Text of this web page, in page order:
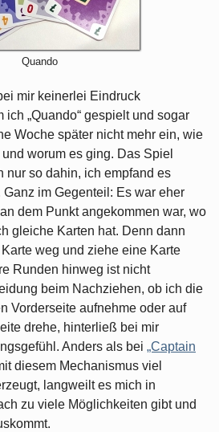
Quando
mir keinerlei Eindruck
ich „Quando“ gespielt und sogar
Woche später nicht mehr ein, wie
worum es ging. Das Spiel
nur so dahin, ich empfand es
im Gegenteil: Es war eher
dem Punkt angekommen war, wo
gleiche Karten hat. Denn dann
weg und ziehe eine Karte
Runden hinweg ist nicht
beim Nachziehen, ob ich die
Vorderseite aufnehme oder auf
drehe, hinterließ bei mir
Anders als bei „Captain
diesem Mechanismus viel
langweilt es mich in
zu viele Möglichkeiten gibt und